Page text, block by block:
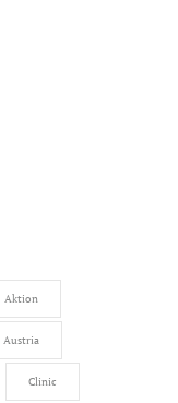
Aktion
Austria
Clinic